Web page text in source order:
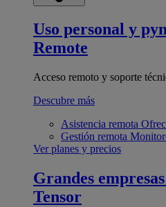
Uso personal y
Remote
Acceso remoto y soporte
Descubre más
Asistencia remota
Gestión remota
Ver planes y precios
Grandes empresas
Tensor